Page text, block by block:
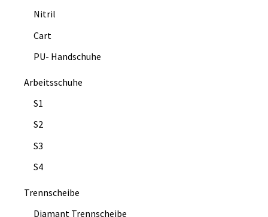
Nitril
Cart
PU- Handschuhe
Arbeitsschuhe
S1
S2
S3
S4
Trennscheibe
Diamant Trennscheibe